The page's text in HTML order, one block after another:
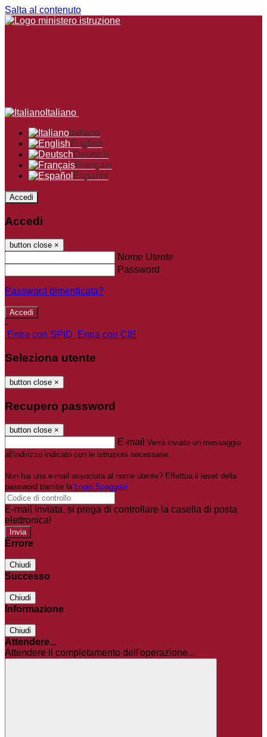
Salta al contenuto
Italiano
Italiano
English
Deutsch
Français
Español
Accedi
Accedi
button close ×
Nome Utente
Password
Password dimenticata?
-
Entra con SPID
Entra con CIE
Seleziona utente
button close ×
Recupero password
button close ×
E-mail Verrà inviato un messaggio
all'indirizzo indicato con le istruzioni necessarie.
Non hai una e-mail associata al nome utente? Effettua il reset della
password tramite la Login Spaggiari
E-mail inviata, si prega di controllare la casella di posta
elettronica!
Errore
Chiudi
Successo
Chiudi
Informazione
Chiudi
Attendere...
Attendere il completamento dell'operazione...